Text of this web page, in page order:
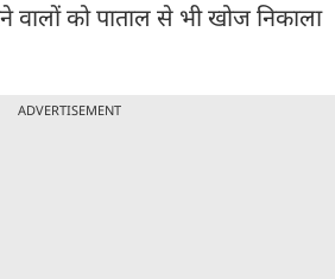
को पाताल से भी खोज निकाला
ADVERTISEMENT